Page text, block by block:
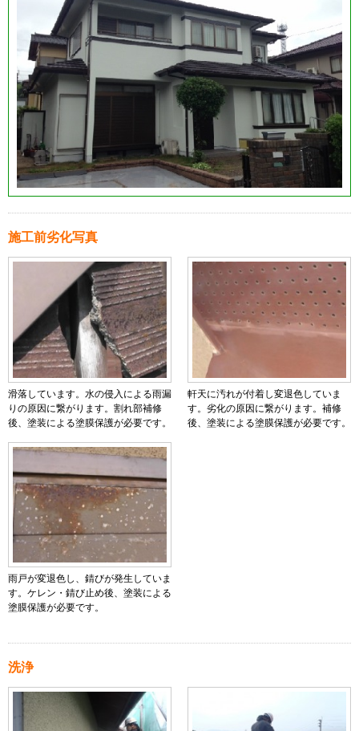
施工前劣化写真
滑落しています。水の侵入による雨漏
りの原因に繋がります。割れ部補修
後、塗装による塗膜保護が必要です。
軒天に汚れが付着し変退色していま
す。劣化の原因に繋がります。補修
後、塗装による塗膜保護が必要です。
雨戸が変退色し、錆びが発生していま
す。ケレン・錆び止め後、塗装による
塗膜保護が必要です。
洗浄